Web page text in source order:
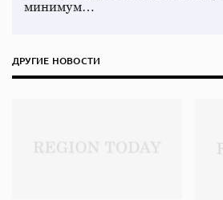
минимум…
ДРУГИЕ НОВОСТИ